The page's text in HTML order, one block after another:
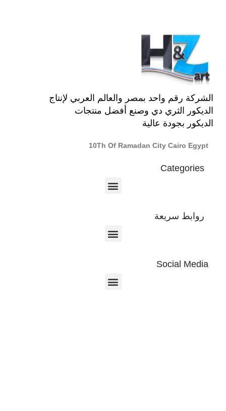
الشركة رقم واحد بمصر والعالم العربي لإنتاج
الديكور الثري دي وصنع أفضل منتجات
الديكور بجودة عالية
10Th Of Ramadan City Cairo Egypt
Categories
روابط سريعة
Social Media